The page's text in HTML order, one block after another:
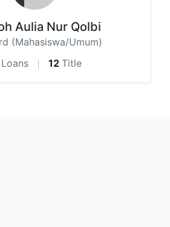
Aulia Nur Qolbi
(Mahasiswa/Umum)
Loans 12 Title